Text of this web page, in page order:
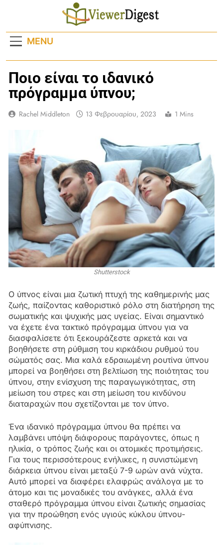
MENU
Ποιο είναι το ιδανικό
πρόγραμμα ύπνου;
Rachel Middleton 13 Φεβρουαρίου, 2023 1 Mins
Shutterstock
Ο ύπνος είναι μια ζωτική πτυχή της καθημερινής μας
ζωής, παίζοντας καθοριστικό ρόλο στη διατήρηση της
σωματικής και ψυχικής μας υγείας. Είναι σημαντικό
να έχετε ένα τακτικό πρόγραμμα ύπνου για να
διασφαλίσετε ότι ξεκουράζεστε αρκετά και να
βοηθήσετε στη ρύθμιση του κιρκάδιου ρυθμού του
σώματός σας. Μια καλά εδραιωμένη ρουτίνα ύπνου
μπορεί να βοηθήσει στη βελτίωση της ποιότητας του
ύπνου, στην ενίσχυση της παραγωγικότητας, στη
μείωση του στρες και στη μείωση του κινδύνου
διαταραχών που σχετίζονται με τον ύπνο.
Ένα ιδανικό πρόγραμμα ύπνου θα πρέπει να
λαμβάνει υπόψη διάφορους παράγοντες, όπως η
ηλικία, ο τρόπος ζωής και οι ατομικές προτιμήσεις.
Για τους περισσότερους ενήλικες, η συνιστώμενη
διάρκεια ύπνου είναι μεταξύ 7-9 ωρών ανά νύχτα.
Αυτό μπορεί να διαφέρει ελαφρώς ανάλογα με το
άτομο και τις μοναδικές του ανάγκες, αλλά ένα
σταθερό πρόγραμμα ύπνου είναι ζωτικής σημασίας
για την προώθηση ενός υγιούς κύκλου ύπνου-
αφύπνισης.